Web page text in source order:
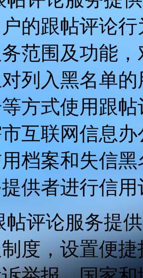
的跟帖评论
范围及功能
列入黑名单
方式使用跟
互联网信息
档案和失信
供者进行信用
帖评论服务提
度，设置便